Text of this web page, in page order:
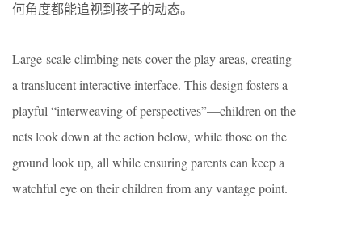
何角度都能追视到孩子的动态。
Large-scale climbing nets cover the play areas, creating
a translucent interactive interface. This design fosters a
playful “interweaving of perspectives”—children on the
nets look down at the action below, while those on the
ground look up, all while ensuring parents can keep a
watchful eye on their children from any vantage point.